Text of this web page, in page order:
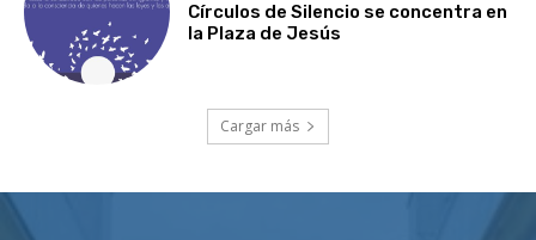
Círculos de Silencio se concentra en
la Plaza de Jesús
Cargar más